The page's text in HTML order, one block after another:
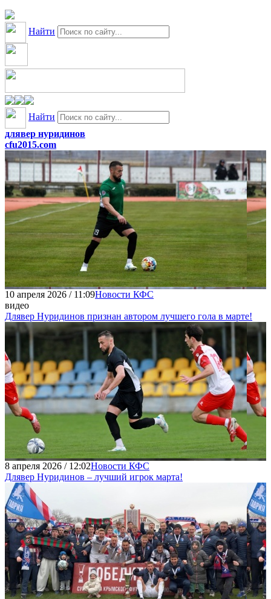
Найти
Найти
длявер нуридинов
cfu2015.com
10 апреля 2026 / 11:09Новости КФС
видео
Длявер Нуридинов признан автором лучшего гола в марте!
8 апреля 2026 / 12:02Новости КФС
Длявер Нуридинов – лучший игрок марта!